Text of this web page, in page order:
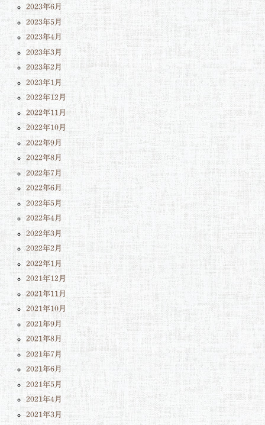
2023年6月
2023年5月
2023年4月
2023年3月
2023年2月
2023年1月
2022年12月
2022年11月
2022年10月
2022年9月
2022年8月
2022年7月
2022年6月
2022年5月
2022年4月
2022年3月
2022年2月
2022年1月
2021年12月
2021年11月
2021年10月
2021年9月
2021年8月
2021年7月
2021年6月
2021年5月
2021年4月
2021年3月